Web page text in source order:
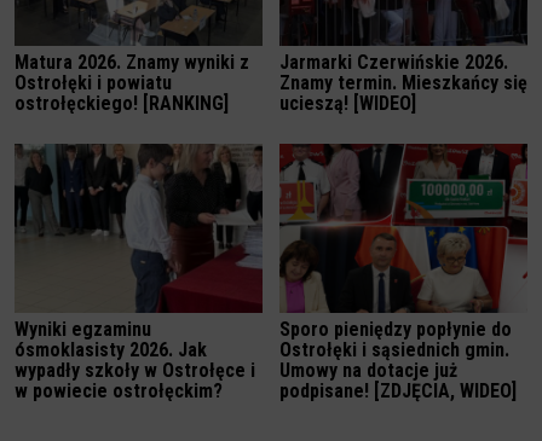
Matura 2026. Znamy wyniki z
Ostrołęki i powiatu
ostrołęckiego! [RANKING]
Jarmarki Czerwińskie 2026.
Znamy termin. Mieszkańcy się
ucieszą! [WIDEO]
Wyniki egzaminu
ósmoklasisty 2026. Jak
wypadły szkoły w Ostrołęce i
w powiecie ostrołęckim?
Sporo pieniędzy popłynie do
Ostrołęki i sąsiednich gmin.
Umowy na dotacje już
podpisane! [ZDJĘCIA, WIDEO]